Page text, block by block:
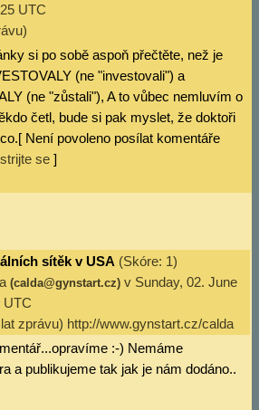
UTC
)
si po sobě aspoň přečtěte, než je
(ne "investovali") a
(ne "zůstali"), A to vůbec nemluvím o
četl, bude si pak myslet, že doktoři
Není povoleno posílat komentáře
se ]
sítěk v USA (Skóre: 1)
(calda@gynstart.cz) v Sunday, 02. June
UTC
zprávu) http://www.gynstart.cz/calda
:-) Nemáme
a publikujeme tak jak je nám dodáno..